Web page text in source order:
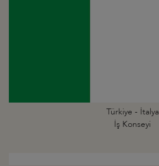
Türkiye - İtalya
İş Konseyi